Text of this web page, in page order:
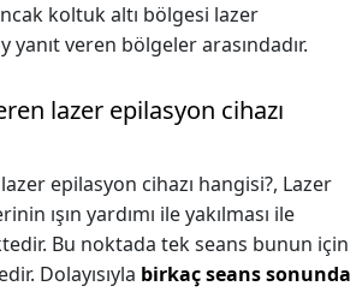
koltuk altı bölgesi lazer
yanıt veren bölgeler arasındadır.
lazer epilasyon cihazı
epilasyon cihazı hangisi?, Lazer
ışın yardımı ile yakılması ile
Bu noktada tek seans bunun için
Dolayısıyla birkaç seans sonunda